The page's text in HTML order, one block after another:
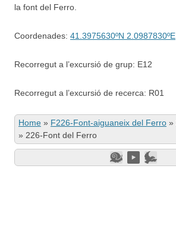
la font del Ferro.
Coordenades: 41.3975630ºN 2.0987830ºE
Recorregut a l’excursió de grup: E12
Recorregut a l’excursió de recerca: R01
Home » F226-Font-aiguaneix del Ferro »
» 226-Font del Ferro